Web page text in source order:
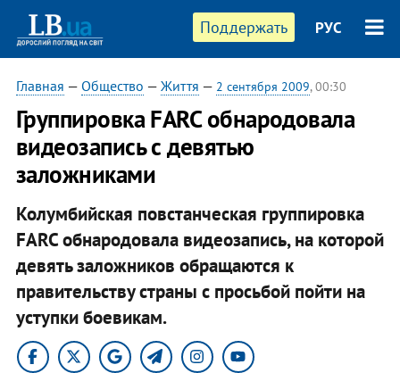
Поддержать РУС
Главная — Общество — Життя — 2 сентября 2009, 00:30
Группировка FARC обнародовала
видеозапись с девятью
заложниками
Колумбийская повстанческая группировка
FARC обнародовала видеозапись, на которой
девять заложников обращаются к
правительству страны с просьбой пойти на
уступки боевикам.